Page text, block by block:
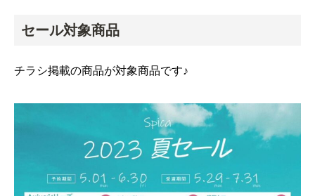
セール対象商品
チラシ掲載の商品が対象商品です♪